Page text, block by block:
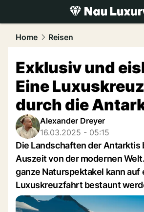
luxury.NAU.ch
Home Reisen
Exklusiv und
Eine
durch die
Alexander Dreyer
16.03.2025 - 05:15
Die Landschaften der Antarktis
Auszeit von der modernen
ganze Naturspektakel kann auf
Luxuskreuzfahrt bestaunt